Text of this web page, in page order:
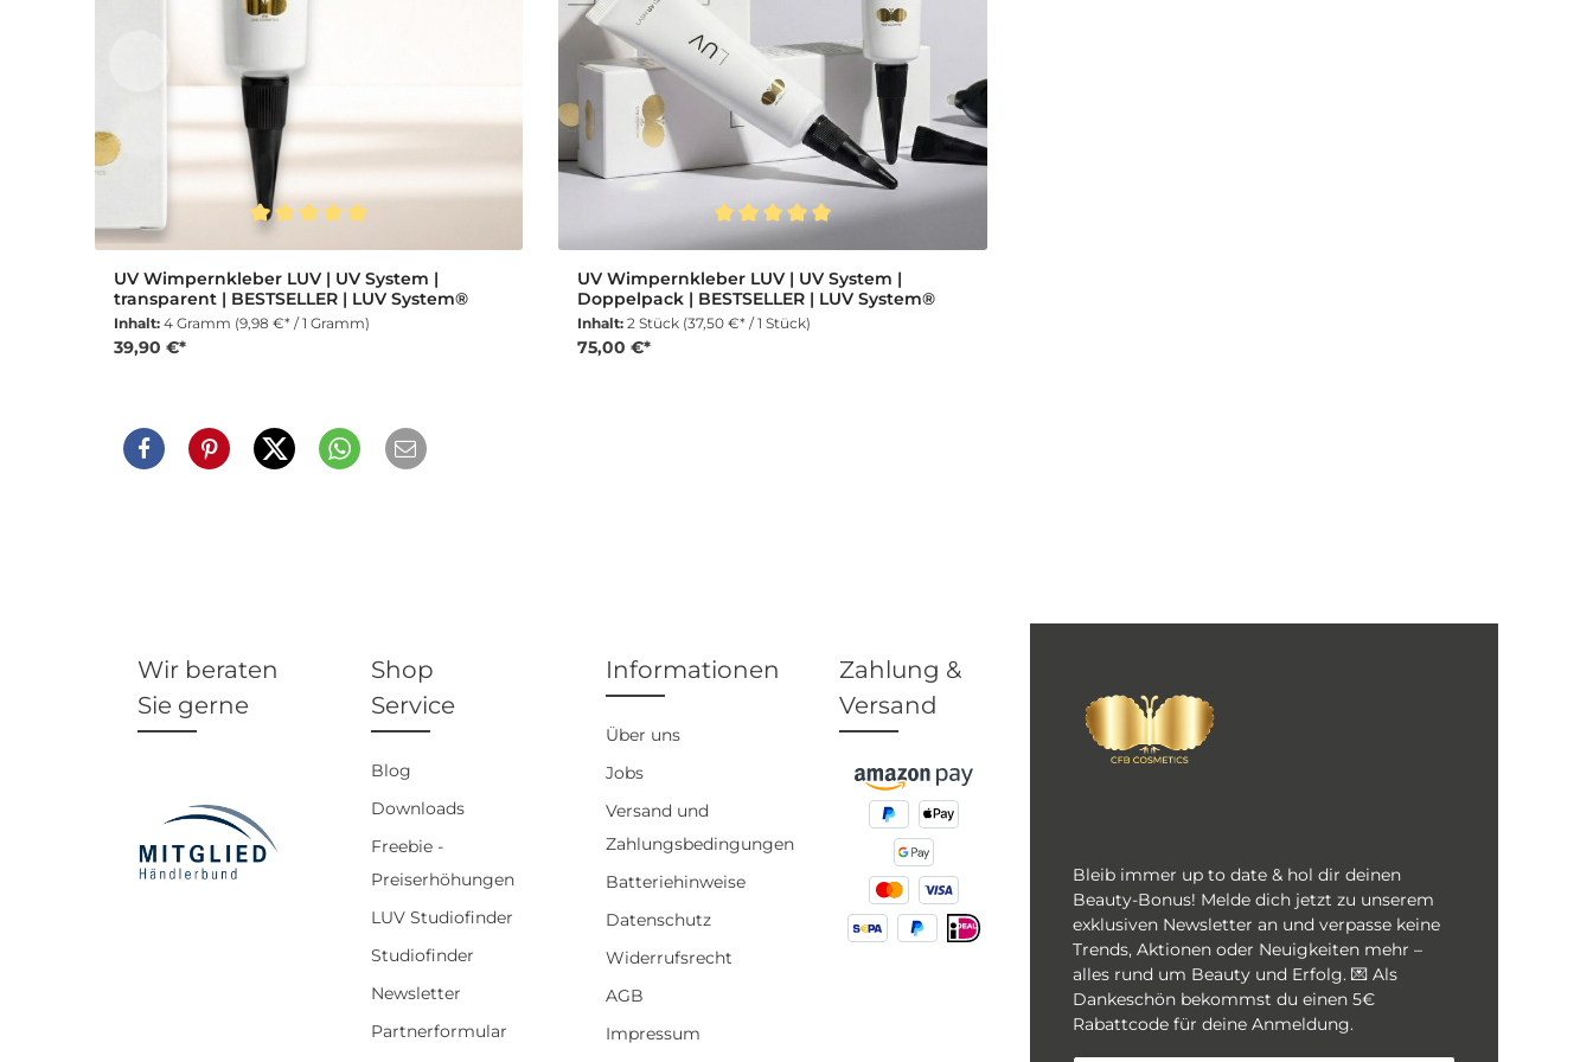
Durchschnittliche Bewertung von 5 von 5 Sternen
UV Wimpernkleber LUV | UV System |
transparent | BESTSELLER | LUV System®
Inhalt: 4 Gramm (9,98 €* / 1 Gramm)
39,90 €*
Durchschnittliche Bewertung von 5 von 5 Sternen
UV Wimpernkleber LUV | UV System |
Doppelpack | BESTSELLER | LUV System®
Inhalt:2 Stück (37,50 €* / 1 Stück)
75,00 €*
Bleib immer up to date & hol dir deinen
Beauty-Bonus! Melde dich jetzt zu unserem
exklusiven Newsletter an und verpasse keine
Trends, Aktionen oder Neuigkeiten mehr –
alles rund um Beauty und Erfolg. 💌 Als
Dankeschön bekommst du einen 5€
Rabattcode für deine Anmeldung.
Wir beraten
Sie gerne
Shop
Service
Blog
Downloads
Freebie -
Preiserhöhungen
LUV Studiofinder
Studiofinder
Newsletter
Partnerformular
Informationen
Über uns
Jobs
Versand und
Zahlungsbedingungen
Batteriehinweise
Datenschutz
Widerrufsrecht
AGB
Impressum
Zahlung &
Versand